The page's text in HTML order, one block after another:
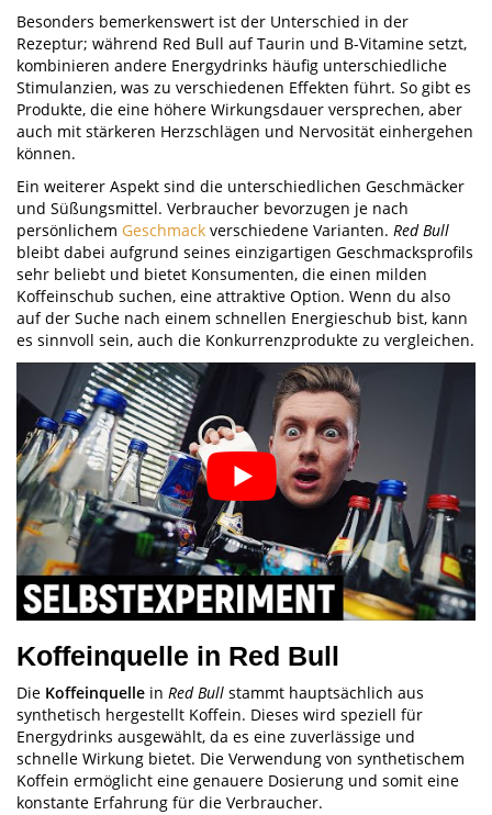
Besonders bemerkenswert ist der Unterschied in der
Rezeptur; während Red Bull auf Taurin und B-Vitamine setzt,
kombinieren andere Energydrinks häufig unterschiedliche
Stimulanzien, was zu verschiedenen Effekten führt. So gibt es
Produkte, die eine höhere Wirkungsdauer versprechen, aber
auch mit stärkeren Herzschlägen und Nervosität einhergehen
können.
Ein weiterer Aspekt sind die unterschiedlichen Geschmäcker
und Süßungsmittel. Verbraucher bevorzugen je nach
persönlichem Geschmack verschiedene Varianten. Red Bull
bleibt dabei aufgrund seines einzigartigen Geschmacksprofils
sehr beliebt und bietet Konsumenten, die einen milden
Koffeinschub suchen, eine attraktive Option. Wenn du also
auf der Suche nach einem schnellen Energieschub bist, kann
es sinnvoll sein, auch die Konkurrenzprodukte zu vergleichen.
Koffeinquelle in Red Bull
Die Koffeinquelle in Red Bull stammt hauptsächlich aus
synthetisch hergestellt Koffein. Dieses wird speziell für
Energydrinks ausgewählt, da es eine zuverlässige und
schnelle Wirkung bietet. Die Verwendung von synthetischem
Koffein ermöglicht eine genauere Dosierung und somit eine
konstante Erfahrung für die Verbraucher.